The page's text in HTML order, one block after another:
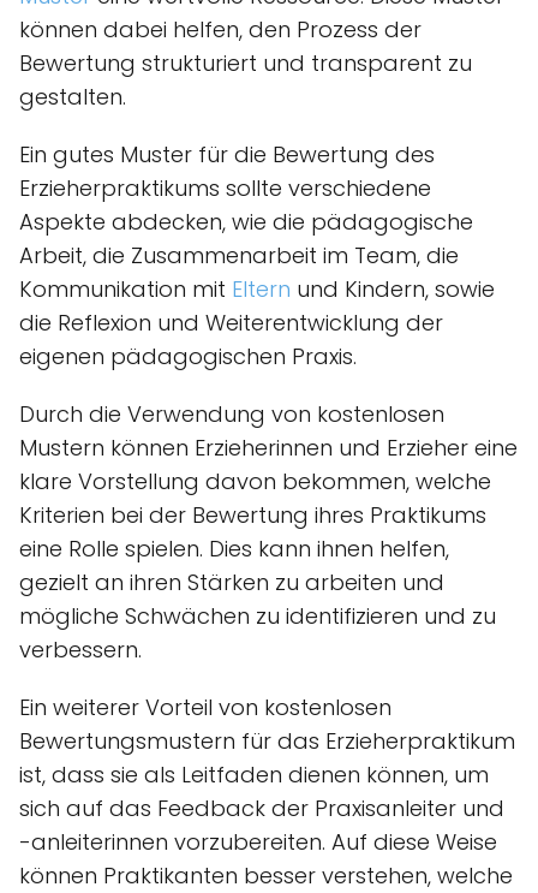
können dabei helfen, den Prozess der
Bewertung strukturiert und transparent zu
gestalten.
Ein gutes Muster für die Bewertung des
Erzieherpraktikums sollte verschiedene
Aspekte abdecken, wie die pädagogische
Arbeit, die Zusammenarbeit im Team, die
Kommunikation mit Eltern und Kindern, sowie
die Reflexion und Weiterentwicklung der
eigenen pädagogischen Praxis.
Durch die Verwendung von kostenlosen
Mustern können Erzieherinnen und Erzieher eine
klare Vorstellung davon bekommen, welche
Kriterien bei der Bewertung ihres Praktikums
eine Rolle spielen. Dies kann ihnen helfen,
gezielt an ihren Stärken zu arbeiten und
mögliche Schwächen zu identifizieren und zu
verbessern.
Ein weiterer Vorteil von kostenlosen
Bewertungsmustern für das Erzieherpraktikum
ist, dass sie als Leitfaden dienen können, um
sich auf das Feedback der Praxisanleiter und
-anleiterinnen vorzubereiten. Auf diese Weise
können Praktikanten besser verstehen, welche